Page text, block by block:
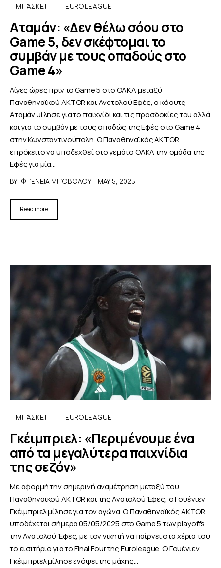
ΜΠΆΣΚΕΤ EUROLEAGUE
Αταμάν: «Δεν θέλω σόου στο
Game 5, δεν σκέφτομαι το
συμβάν με τους οπαδούς στο
Game 4»
Λίγες ώρες πριν το Game 5 στο ΟΑΚΑ μεταξύ
Παναθηναϊκού AKTOR και Ανατολού Εφές, ο κόουτς
Αταμάν μίλησε για το παιχνίδι και τις προσδοκίες του αλλά
και για το συμβάν με τους οπαδώς της Εφές στο Game 4
στην Κωνσταντινούπολη. Ο Παναθηναϊκός AKTOR
επρόκειτο να υποδεχθεί στο γεμάτο ΟΑΚΑ την ομάδα της
Εφές για μία…
BY ΙΦΙΓΈΝΕΙΑ ΜΠΌΒΟΛΟΥ MAY 5, 2025
Read more
ΜΠΆΣΚΕΤ EUROLEAGUE
Γκέιμπριελ: «Περιμένουμε ένα
από τα μεγαλύτερα παιχνίδια
της σεζόν»
Με αφορμή την σημερινή αναμέτρηση μεταξύ του
Παναθηναϊκού AKTOR και της Ανατολού Έφες, ο Γουένιεν
Γκέιμπριελ μίλησε για τον αγώνα. Ο Παναθηναϊκός AKTOR
υποδέχεται σήμερα 05/05/2025 στο Game 5 των playoffs
την Ανατολού Έφες, με τον νικητή να παίρνει στα χέρια του
το εισιτήριο για το Final Four της Euroleague. O Γουένιεν
Γκέιμπριελ μίλησε ενόψει της μάχης…